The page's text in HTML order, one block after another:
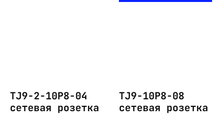
TJ9-2-10P8-04
cетевая розетка
TJ9-10P8-08
cетевая розетка